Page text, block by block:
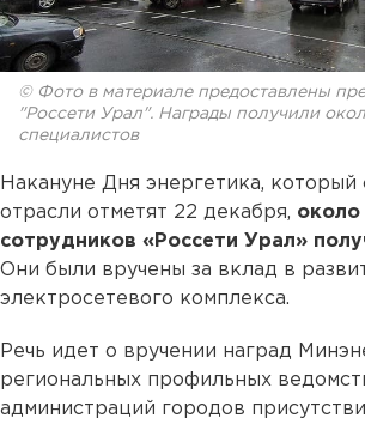
© Фото в материале предоставлены
"Россети Урал". Награды получили
специалистов
Накануне Дня энергетика, который
отрасли отметят 22 декабря, около
сотрудников «Россети Урал»
Они были вручены за вклад в
электросетевого комплекса.
Речь идет о вручении наград
региональных профильных
администраций городов